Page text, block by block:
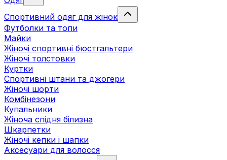
Спортивний одяг для жінок
Футболки та топи
Майки
Жіночі спортивні бюстгальтери
Жіночі толстовки
Куртки
Спортивні штани та джогери
Жіночі шорти
Комбінезони
Купальники
Жіноча спідня білизна
Шкарпетки
Жіночі кепки і шапки
Аксесуари для волосся